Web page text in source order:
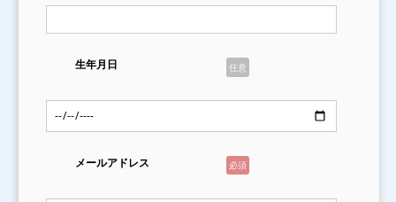
任意
生年月日
必須
メールアドレス